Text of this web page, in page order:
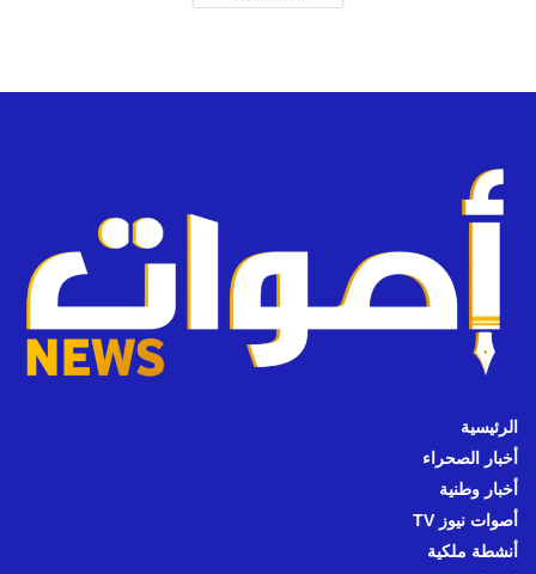
الرئيسية
أخبار الصحراء
أخبار وطنية
أصوات نيوز TV
أنشطة ملكية